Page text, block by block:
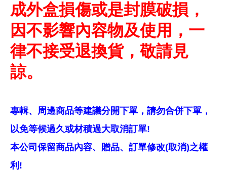
成外盒損傷或是封膜破損，
因不影響內容物及使用，一
律不接受退換貨，敬請見
諒。
專輯、周邊商品等建議分開下單，請勿合併下單，
以免等候過久或材積過大取消訂單!
本公司保留商品內容、贈品、訂單修改(取消)之權
利!